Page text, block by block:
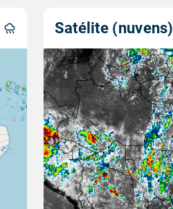
Satélite (nuvens)